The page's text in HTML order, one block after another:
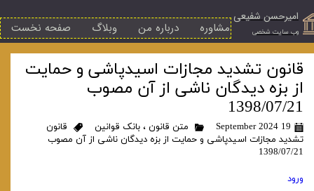
صفحه نخست وبلاگ درباره من مشاوره
امیرحسن شفیعی
​وب سایت شخصی
قانون تشدید مجازات اسیدپاشی و حمایت
از بزه دیدگان ناشی از آن مصوب
1398/07/21
19 September 2024 متن قانون ، بانک قوانین
قانون
تشدید مجازات اسیدپاشی و حمایت از بزه دیدگان ناشی از آن مصوب
1398/07/21
ورود